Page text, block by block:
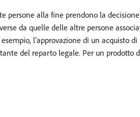
persone alla fine prendono la
da quelle delle altre persone
l’approvazione di un acquisto
del reparto legale. Per un prodotto